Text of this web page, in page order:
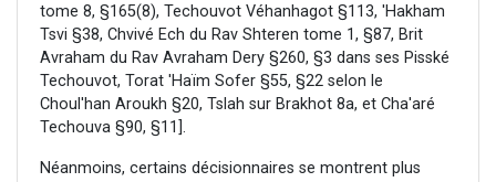
tome 8, §165(8), Techouvot Véhanhagot §113, 'Hakham
Tsvi §38, Chvivé Ech du Rav Shteren tome 1, §87, Brit
Avraham du Rav Avraham Dery §260, §3 dans ses Pisské
Techouvot, Torat 'Haïm Sofer §55, §22 selon le
Choul'han Aroukh §20, Tslah sur Brakhot 8a, et Cha'aré
Techouva §90, §11].
Néanmoins, certains décisionnaires se montrent plus